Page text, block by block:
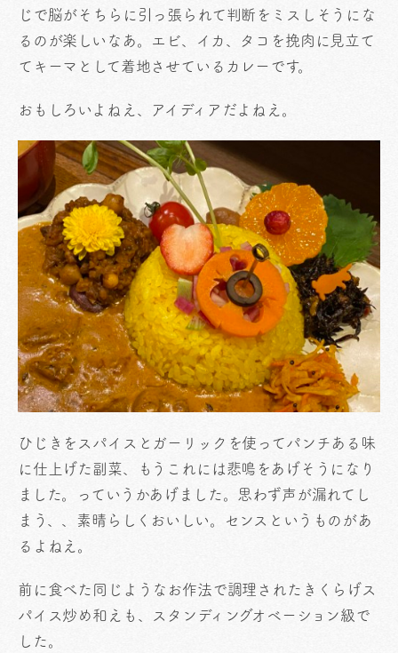
じで脳がそちらに引っ張られて判断をミスしそうにな
るのが楽しいなあ。エビ、イカ、タコを挽肉に見立て
てキーマとして着地させているカレーです。
おもしろいよねえ、アイディアだよねえ。
ひじきをスパイスとガーリックを使ってパンチある味
に仕上げた副菜、もうこれには悲鳴をあげそうになり
ました。っていうかあげました。思わず声が漏れてし
まう、、素晴らしくおいしい。センスというものがあ
るよねえ。
前に食べた同じようなお作法で調理されたきくらげス
パイス炒め和えも、スタンディングオベーション級で
した。